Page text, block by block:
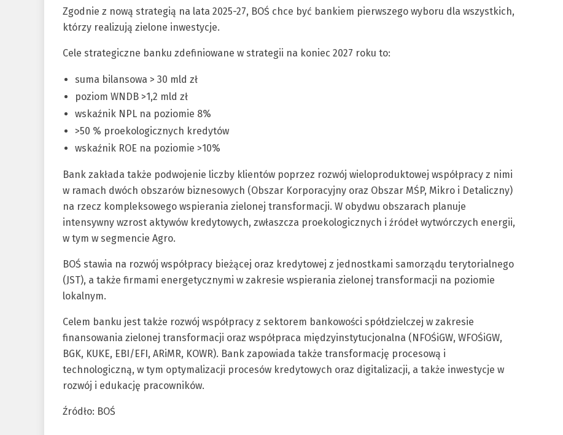
Zgodnie z nową strategią na lata 2025-27, BOŚ chce być bankiem pierwszego wyboru dla wszystkich,
którzy realizują zielone inwestycje.
Cele strategiczne banku zdefiniowane w strategii na koniec 2027 roku to:
suma bilansowa > 30 mld zł
poziom WNDB >1,2 mld zł
wskaźnik NPL na poziomie 8%
>50 % proekologicznych kredytów
wskaźnik ROE na poziomie >10%
Bank zakłada także podwojenie liczby klientów poprzez rozwój wieloproduktowej współpracy z nimi
w ramach dwóch obszarów biznesowych (Obszar Korporacyjny oraz Obszar MŚP, Mikro i Detaliczny)
na rzecz kompleksowego wspierania zielonej transformacji. W obydwu obszarach planuje
intensywny wzrost aktywów kredytowych, zwłaszcza proekologicznych i źródeł wytwórczych energii,
w tym w segmencie Agro.
BOŚ stawia na rozwój współpracy bieżącej oraz kredytowej z jednostkami samorządu terytorialnego
(JST), a także firmami energetycznymi w zakresie wspierania zielonej transformacji na poziomie
lokalnym.
Celem banku jest także rozwój współpracy z sektorem bankowości spółdzielczej w zakresie
finansowania zielonej transformacji oraz współpraca międzyinstytucjonalna (NFOŚiGW, WFOŚiGW,
BGK, KUKE, EBI/EFI, ARiMR, KOWR). Bank zapowiada także transformację procesową i
technologiczną, w tym optymalizacji procesów kredytowych oraz digitalizacji, a także inwestycje w
rozwój i edukację pracowników.
Źródło: BOŚ